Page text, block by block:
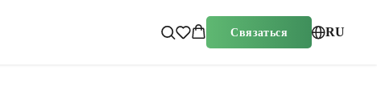
Связаться RU